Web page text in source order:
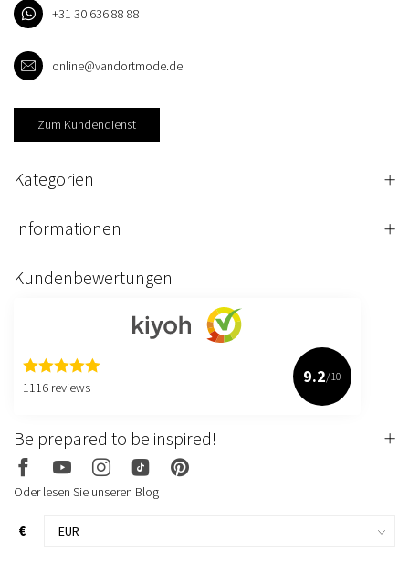
+31 30 636 88 88
online@vandortmode.de
Zum Kundendienst
Kategorien
Informationen
Kundenbewertungen
1116 reviews
9.2/10
Be prepared to be inspired!
Oder lesen Sie unseren Blog
€